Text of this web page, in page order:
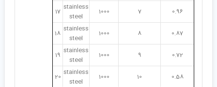
0.96
7
1000
stainless
steel
17
0.87
8
1000
stainless
steel
18
0.72
9
1000
stainless
steel
19
0.58
10
1000
stainless
steel
20